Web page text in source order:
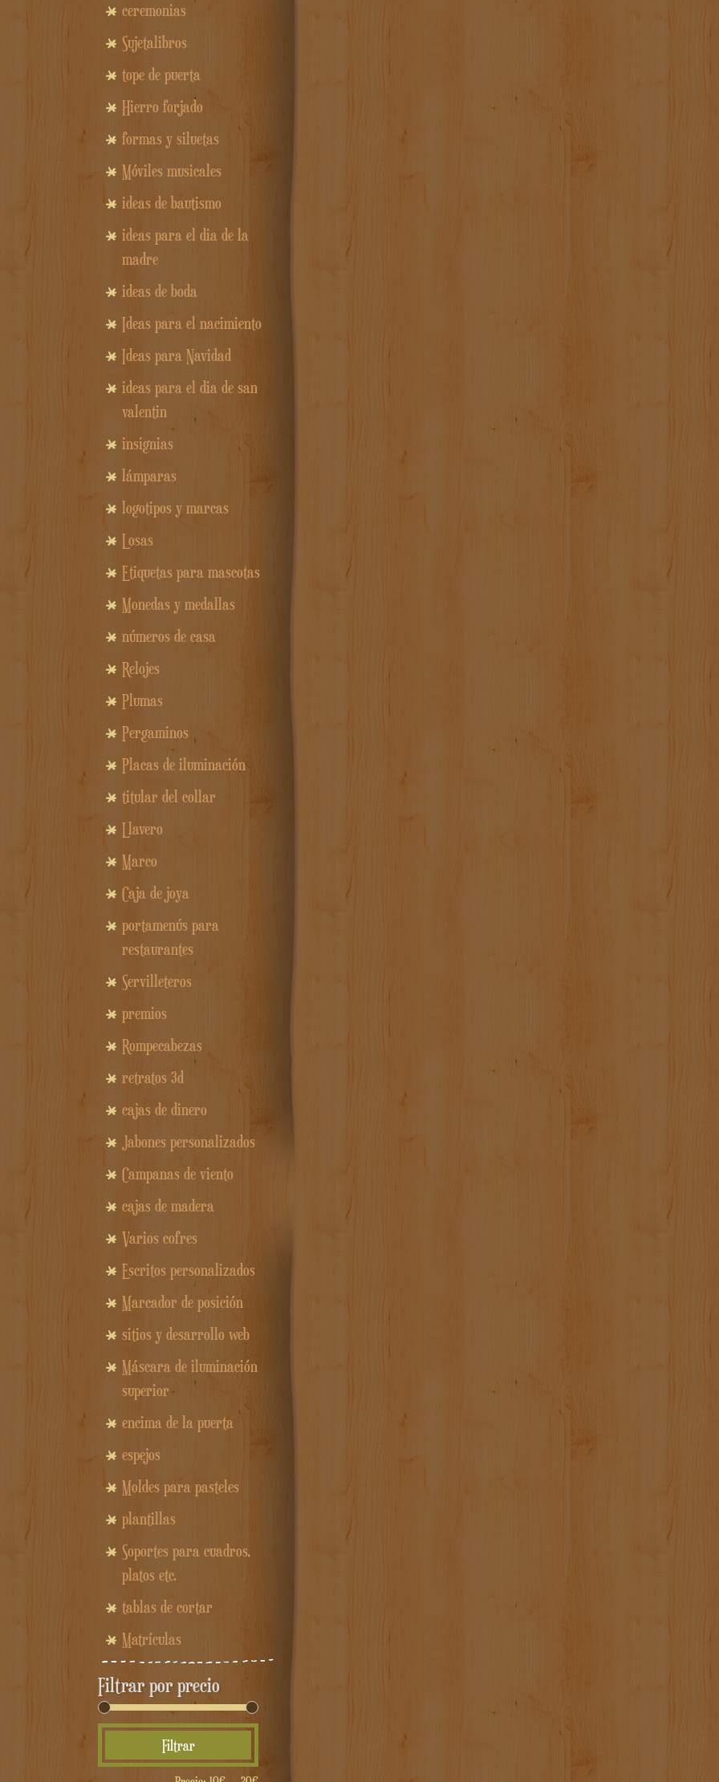
ceremonias
Sujetalibros
tope de puerta
Hierro forjado
formas y siluetas
Móviles musicales
ideas de bautismo
ideas para el dia de la
madre
ideas de boda
Ideas para el nacimiento
Ideas para Navidad
ideas para el dia de san
valentin
insignias
lámparas
logotipos y marcas
Losas
Etiquetas para mascotas
Monedas y medallas
números de casa
Relojes
Plumas
Pergaminos
Placas de iluminación
titular del collar
Llavero
Marco
Caja de joya
portamenús para
restaurantes
Servilleteros
premios
Rompecabezas
retratos 3d
cajas de dinero
Jabones personalizados
Campanas de viento
cajas de madera
Varios cofres
Escritos personalizados
Marcador de posición
sitios y desarrollo web
Máscara de iluminación
superior
encima de la puerta
espejos
Moldes para pasteles
plantillas
Soportes para cuadros,
platos etc.
tablas de cortar
Matrículas
Filtrar por precio
mínimo
máximo
Filtrar